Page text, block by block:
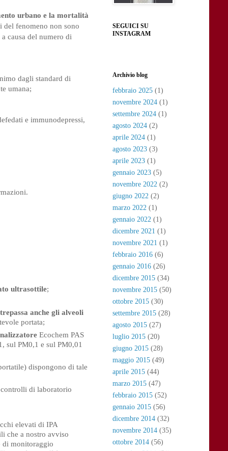
urbano e la mortalità
del fenomeno non sono
a causa del numero di
dagli standard di
umana;
e immunodepressi,
ultrasottile;
anche gli alveoli
portata;
Ecochem PAS
sul PM0,1 e sul PM0,01
dispongono di tale
di laboratorio
elevati di IPA
che a nostro avviso
di monitoraggio
SEGUICI SU
INSTAGRAM
Archivio blog
febbraio 2025 (1)
novembre 2024 (1)
settembre 2024 (1)
agosto 2024 (2)
aprile 2024 (1)
agosto 2023 (3)
aprile 2023 (1)
gennaio 2023 (5)
novembre 2022 (2)
giugno 2022 (2)
marzo 2022 (1)
gennaio 2022 (1)
dicembre 2021 (1)
novembre 2021 (1)
febbraio 2016 (6)
gennaio 2016 (26)
dicembre 2015 (34)
novembre 2015 (50)
ottobre 2015 (30)
settembre 2015 (28)
agosto 2015 (27)
luglio 2015 (20)
giugno 2015 (28)
maggio 2015 (49)
aprile 2015 (44)
marzo 2015 (47)
febbraio 2015 (52)
gennaio 2015 (56)
dicembre 2014 (32)
novembre 2014 (35)
ottobre 2014 (56)